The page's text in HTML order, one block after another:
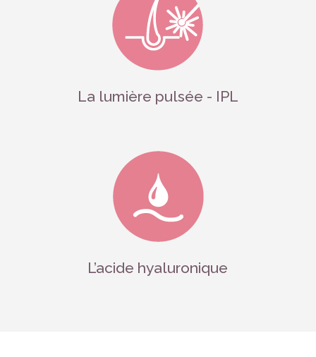
La lumière pulsée - IPL
L’acide hyaluronique